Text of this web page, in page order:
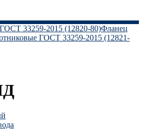
33259-2015 (12820-80)Фланец
ГОСТ 33259-2015 (12821-